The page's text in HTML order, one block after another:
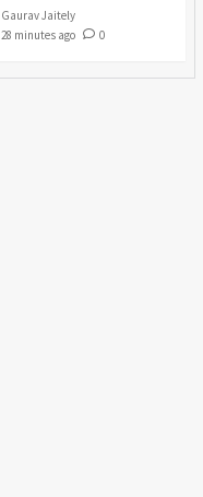
Gaurav Jaitely
28 minutes ago
0